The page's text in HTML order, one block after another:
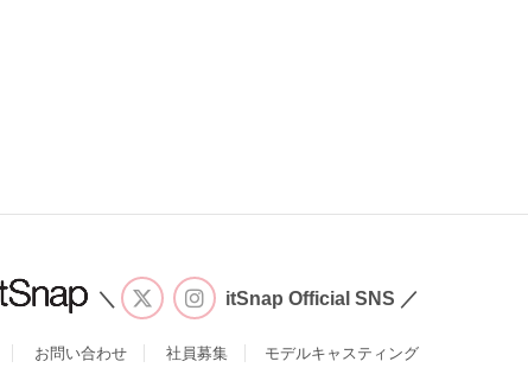
＼ itSnap Official SNS ／
お問い合わせ 社員募集 モデルキャスティング